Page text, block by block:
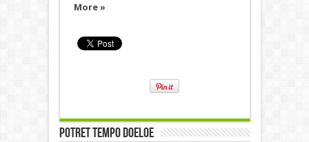
More »
Potret Tempo Doeloe